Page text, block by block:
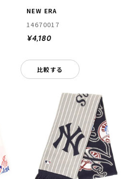
NEW ERA
14670017
¥4,180
比較する